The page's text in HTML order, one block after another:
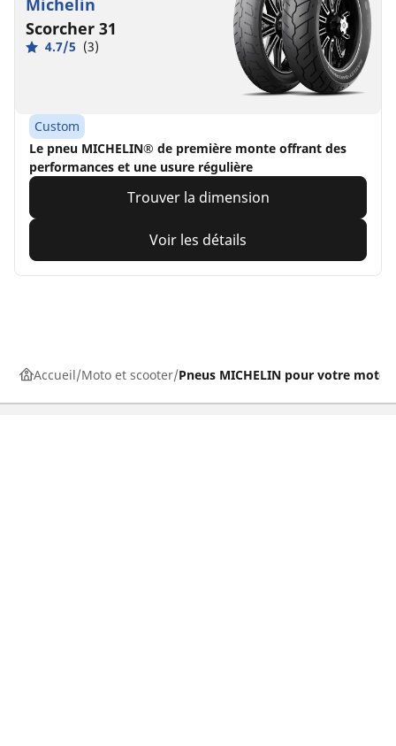
Michelin
Scorcher 31
4.7/5 (3)
Custom
Le pneu MICHELIN® de première monte offrant des
performances et une usure régulière
Trouver la dimension
Voir les détails
Accueil Moto et scooter Pneus MICHELIN pour votre moto